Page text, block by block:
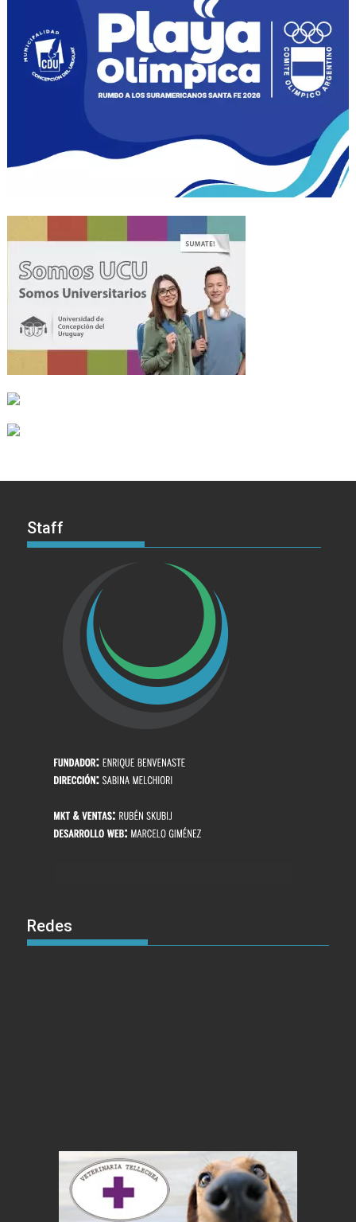
Staff
Redes